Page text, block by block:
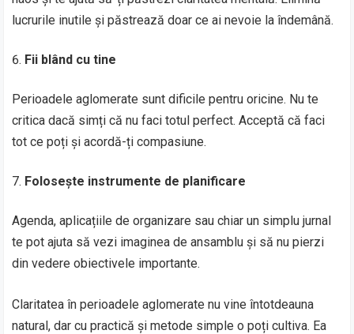
lucrurile inutile și păstrează doar ce ai nevoie la îndemână.
Fii blând cu tine
Perioadele aglomerate sunt dificile pentru oricine. Nu te
critica dacă simți că nu faci totul perfect. Acceptă că faci
tot ce poți și acordă-ți compasiune.
Folosește instrumente de planificare
Agenda, aplicațiile de organizare sau chiar un simplu jurnal
te pot ajuta să vezi imaginea de ansamblu și să nu pierzi
din vedere obiectivele importante.
Claritatea în perioadele aglomerate nu vine întotdeauna
natural, dar cu practică și metode simple o poți cultiva. Ea